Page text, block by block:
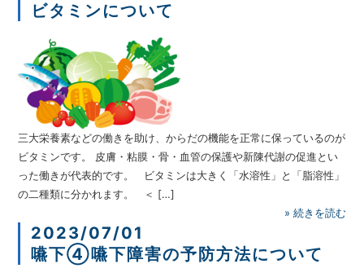
ビタミンについて
三大栄養素などの働きを助け、からだの機能を正常に保っているのが
ビタミンです。 皮膚・粘膜・骨・血管の保護や新陳代謝の促進とい
った働きが代表的です。 ビタミンは大きく「水溶性」と「脂溶性」
の二種類に分かれます。 ＜ […]
» 続きを読む
2023/07/01
嚥下④嚥下障害の予防方法について